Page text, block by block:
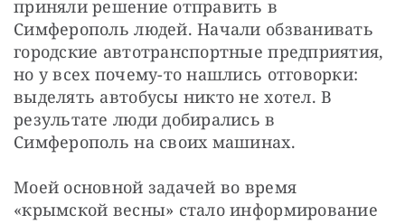
приняли решение отправить в
Симферополь людей. Начали обзванивать
городские автотранспортные предприятия,
но у всех почему-то нашлись отговорки:
выделять автобусы никто не хотел. В
результате люди добирались в
Симферополь на своих машинах.
Моей основной задачей во время
«крымской весны» стало информирование